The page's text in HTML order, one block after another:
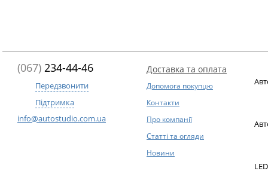
(067) 234-44-46
Передзвонити
Підтримка
info@autostudio.com.ua
Доставка та оплата
Допомога покупцю
Контакти
Про компанії
Статті та огляди
Новини